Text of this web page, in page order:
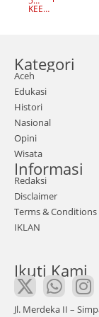
dari
polis
i
Pold
a
Sum
atra
Utar
a
(Su
mut)
AKB
P
Achi
m |
a
Utar
a -
Kap
olda
Sum
ut
Irjen
Pol
Pan
Putr
a
Sim
A
TAH
KEEP
Kategori
Aceh
Edukasi
Histori
Nasional
Opini
Wisata
Informasi
Redaksi
Disclaimer
Terms & Conditions
IKLAN
Ikuti Kami
Jl. Merdeka II –